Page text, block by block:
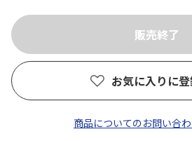
お気に入りに
商品についてのお問い合